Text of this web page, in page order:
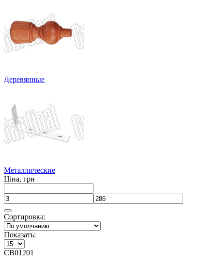
Деревянные
Металлические
Ціна, грн
Сортировка:
Показать:
CB01201